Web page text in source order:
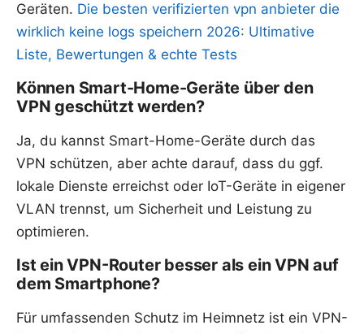
Geräten. Die besten verifizierten vpn anbieter die
wirklich keine logs speichern 2026: Ultimative
Liste, Bewertungen & echte Tests
Können Smart-Home-Geräte über den
VPN geschützt werden?
Ja, du kannst Smart-Home-Geräte durch das
VPN schützen, aber achte darauf, dass du ggf.
lokale Dienste erreichst oder IoT-Geräte in eigener
VLAN trennst, um Sicherheit und Leistung zu
optimieren.
Ist ein VPN-Router besser als ein VPN auf
dem Smartphone?
Für umfassenden Schutz im Heimnetz ist ein VPN-